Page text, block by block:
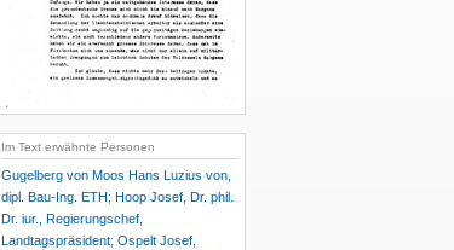
Im Text erwähnte Personen
Gugelberg von Moos Hans Luzius von,
dipl. Bau-Ing. ETH; Hoop Josef, Dr. phil.
Dr. iur., Regierungschef,
Landtagspräsident; Ospelt Josef,